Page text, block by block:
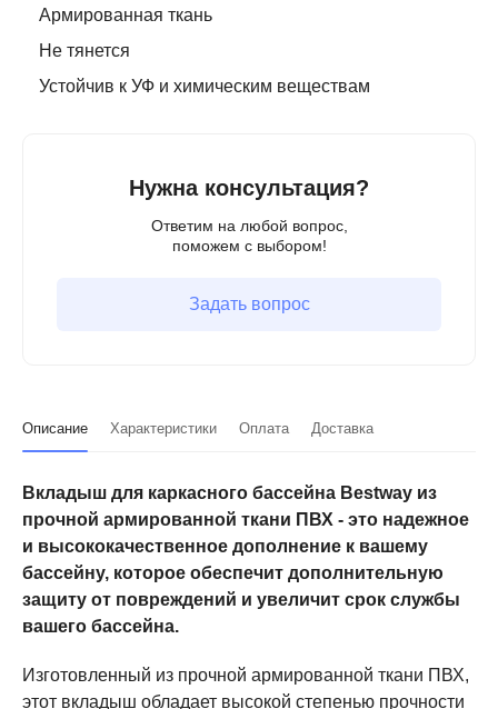
Описание Характеристики Оплата Доставка
Вкладыш для каркасного бассейна Bestway из
прочной армированной ткани ПВХ - это надежное
и высококачественное дополнение к вашему
бассейну, которое обеспечит дополнительную
защиту от повреждений и увеличит срок службы
вашего бассейна.
Изготовленный из прочной армированной ткани ПВХ,
этот вкладыш обладает высокой степенью прочности
Армированная ткань
Не тянется
Устойчив к УФ и химическим веществам
Нужна консультация?
Ответим на любой вопрос,
поможем с выбором!
Задать вопрос